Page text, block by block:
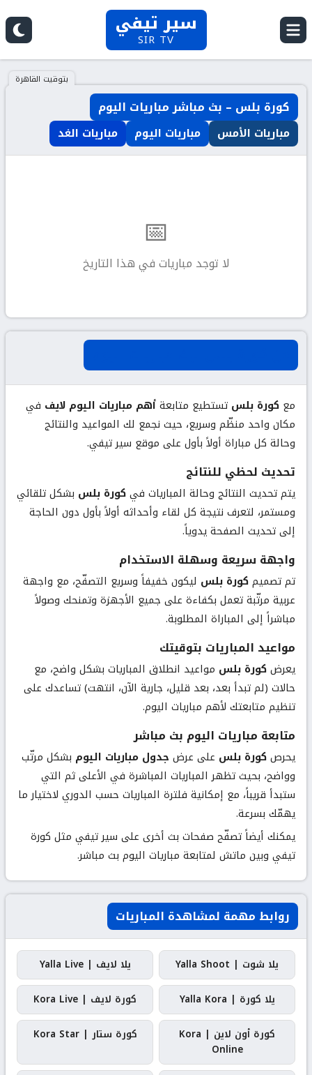
سير تيفي
SIR TV
بتوقيت القاهرة
كورة بلس – بث مباشر مباريات اليوم
مباريات الأمس مباريات اليوم مباريات الغد
📅
لا توجد مباريات في هذا التاريخ
مع كورة بلس تستطيع متابعةأهم مباريات اليوم لايف في
مكان واحد منظّم وسريع، حيث نجمع لك المواعيد والنتائج
وحالة كل مباراة أولاً بأول على موقع سير تيفي.
تحديث لحظي للنتائج
يتم تحديث النتائج وحالة المباريات فيكورة بلس بشكل تلقائي
ومستمر، لتعرف نتيجة كل لقاء وأحداثه أولاً بأول دون الحاجة
إلى تحديث الصفحة يدوياً.
واجهة سريعة وسهلة الاستخدام
تم تصميمكورة بلس ليكون خفيفاً وسريع التصفّح، مع واجهة
عربية مرتّبة تعمل بكفاءة على جميع الأجهزة وتمنحك وصولاً
مباشراً إلى المباراة المطلوبة.
مواعيد المباريات بتوقيتك
يعرضكورة بلس مواعيد انطلاق المباريات بشكل واضح، مع
حالات (لم تبدأ بعد، بعد قليل، جارية الآن، انتهت) تساعدك على
تنظيم متابعتك لأهم مباريات اليوم.
متابعة مباريات اليوم بث مباشر
يحرصكورة بلس على عرض جدول مباريات اليوم بشكل مرتّب
وواضح، بحيث تظهر المباريات المباشرة في الأعلى ثم التي
ستبدأ قريباً، مع إمكانية فلترة المباريات حسب الدوري لاختيار ما
يهمّك بسرعة.
يمكنك أيضاً تصفّح صفحات بث أخرى على سير تيفي مثل كورة
تيفي وبين ماتش لمتابعة مباريات اليوم بث مباشر.
روابط مهمة لمشاهدة المباريات
يلا شوت | Yalla Shoot
يلا لايف | Yalla Live
يلا كورة | Yalla Kora
كورة لايف | Kora Live
كورة أون لاين | Kora
Online
كورة ستار | Kora Star